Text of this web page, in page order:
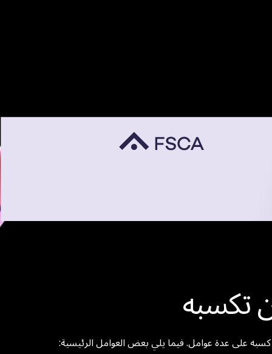
تكسبه
كسبه على عدة عوامل. فيما يلي بعض العوامل الرئيسية: